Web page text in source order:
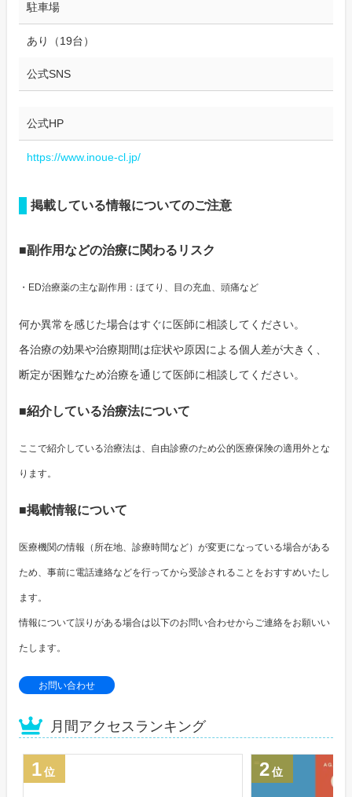
駐車場
あり（19台）
公式SNS
公式HP
https://www.inoue-cl.jp/
掲載している情報についてのご注意
■副作用などの治療に関わるリスク
・ED治療薬の主な副作用：ほてり、目の充血、頭痛など
何か異常を感じた場合はすぐに医師に相談してください。
各治療の効果や治療期間は症状や原因による個人差が大きく、
断定が困難なため治療を通じて医師に相談してください。
■紹介している治療法について
ここで紹介している治療法は、自由診療のため公的医療保険の適用外とな
ります。
■掲載情報について
医療機関の情報（所在地、診療時間など）が変更になっている場合がある
ため、事前に電話連絡などを行ってから受診されることをおすすめいたし
ます。
情報について誤りがある場合は以下のお問い合わせからご連絡をお願いい
たします。
お問い合わせ
月間アクセスランキング
1位 2位